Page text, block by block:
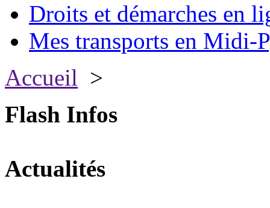
Droits et démarches en
Mes transports en Midi-
Accueil >
Flash Infos
Actualités